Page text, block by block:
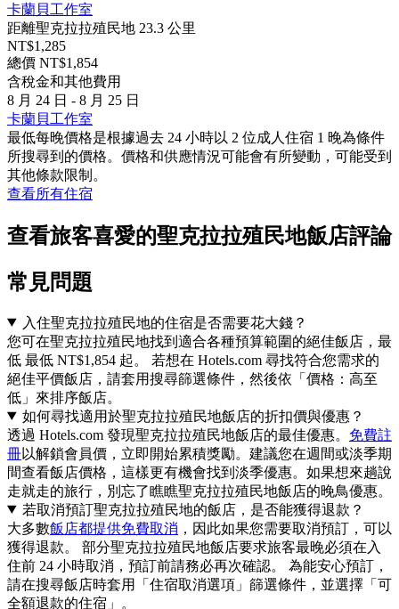
卡蘭貝工作室
距離聖克拉拉殖民地 23.3 公里
NT$1,285
總價 NT$1,854
含稅金和其他費用
8 月 24 日 - 8 月 25 日
卡蘭貝工作室
最低每晚價格是根據過去 24 小時以 2 位成人住宿 1 晚為條件
所搜尋到的價格。價格和供應情況可能會有所變動，可能受到
其他條款限制。
查看所有住宿
查看旅客喜愛的聖克拉拉殖民地飯店評論
常見問題
入住聖克拉拉殖民地的住宿是否需要花大錢？
您可在聖克拉拉殖民地找到適合各種預算範圍的絕佳飯店，最
低 最低 NT$1,854 起。 若想在 Hotels.com 尋找符合您需求的
絕佳平價飯店，請套用搜尋篩選條件，然後依「價格：高至
低」來排序飯店。
如何尋找適用於聖克拉拉殖民地飯店的折扣價與優惠？
透過 Hotels.com 發現聖克拉拉殖民地飯店的最佳優惠。 免費註
冊以解鎖會員價，立即開始累積獎勵。建議您在週間或淡季期
間查看飯店價格，這樣更有機會找到淡季優惠。如果想來趟說
走就走的旅行，別忘了瞧瞧聖克拉拉殖民地飯店的晚鳥優惠。
若取消預訂聖克拉拉殖民地的飯店，是否能獲得退款？
大多數飯店都提供免費取消 ，因此如果您需要取消預訂，可以
獲得退款。 部分聖克拉拉殖民地飯店要求旅客最晚必須在入
住前 24 小時取消，預訂前請務必再次確認。 為能安心預訂，
請在搜尋飯店時套用「住宿取消選項」篩選條件，並選擇「可
全額退款的住宿」。